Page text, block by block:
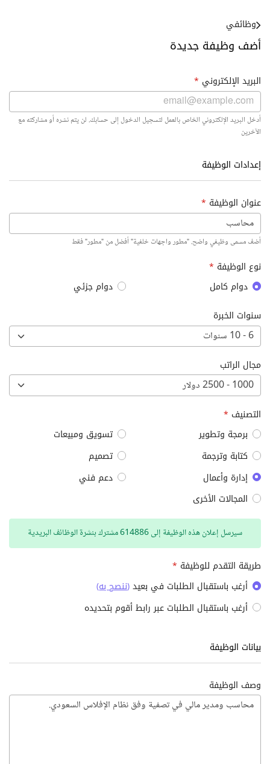
أضف وظيفة جديدة
وظائفي
البريد الإلكتروني *
أدخل البريد الإلكتروني الخاص بالعمل لتسجيل الدخول إلى حسابك. لن يتم نشره أو مشاركته مع
الآخرين
إعدادات الوظيفة
عنوان الوظيفة *
أضف مسمى وظيفي واضح. "مطور واجهات خلفية" أفضل من "مطور" فقط
نوع الوظيفة *
دوام كامل
دوام جزئي
سنوات الخبرة
6 - 10 سنوات
مجال الراتب
1000 - 2500 دولار
التصنيف *
برمجة وتطوير
تسويق ومبيعات
كتابة وترجمة
تصميم
إدارة وأعمال
دعم فني
المجالات الأخرى
سيرسل إعلان هذه الوظيفة إلى 614886 مشترك بنشرة الوظائف البريدية
طريقة التقدم للوظيفة *
أرغب باستقبال الطلبات في بعيد(ننصح به)
أرغب باستقبال الطلبات عبر رابط أقوم بتحديده
بيانات الوظيفة
وصف الوظيفة